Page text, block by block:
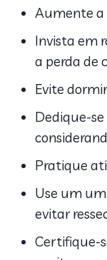
Aumente a
Invista em
a perda de
Evite
Dedique-se
Pratique
Use um
evitar
Certifique-